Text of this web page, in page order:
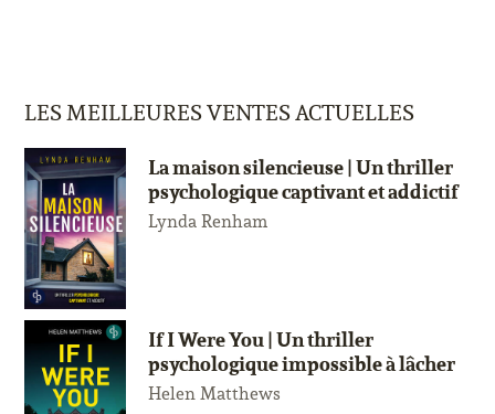
LES MEILLEURES VENTES ACTUELLES
La maison silencieuse | Un thriller
psychologique captivant et addictif
Lynda Renham
If I Were You | Un thriller
psychologique impossible à lâcher
Helen Matthews